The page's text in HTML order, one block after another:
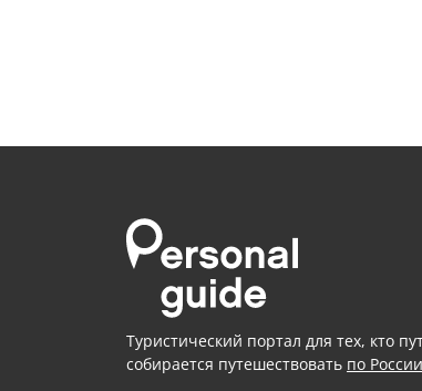
Туристический портал для тех, кто
собирается путешествовать по России